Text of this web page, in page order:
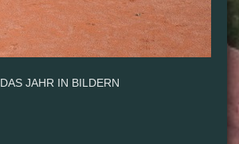
DAS JAHR IN BILDERN